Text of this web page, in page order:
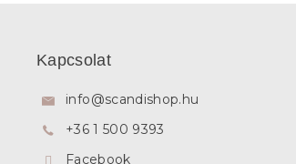
Kapcsolat
info@scandishop.hu
+36 1 500 9393
Facebook